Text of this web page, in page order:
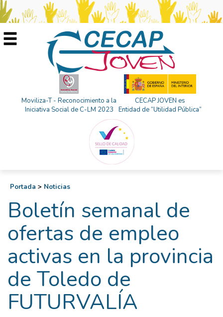
Moviliza-T - Reconocimiento a la
Iniciativa Social de C-LM 2023
CECAP JOVEN es
Entidad de “Utilidad Pública”
Portada > Noticias
Boletín semanal de
ofertas de empleo
activas en la provincia
de Toledo de
FUTURVALÍA